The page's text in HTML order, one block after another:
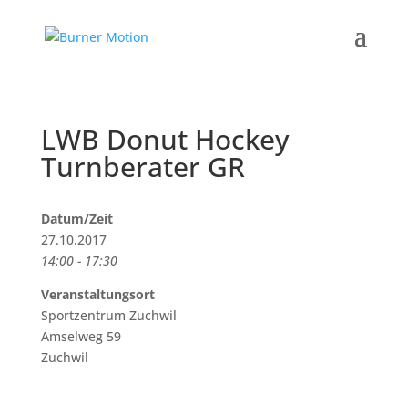
LWB Donut Hockey
Turnberater GR
Datum/Zeit
27.10.2017
14:00 - 17:30
Veranstaltungsort
Sportzentrum Zuchwil
Amselweg 59
Zuchwil